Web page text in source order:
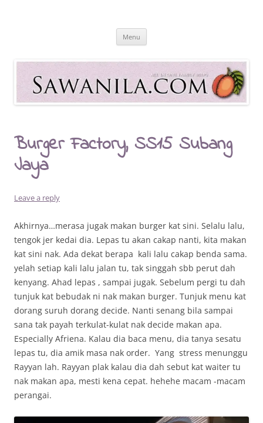
Sawanila.com
All In One Family Blog
Menu
Burger Factory, SS15 Subang
Jaya
Leave a reply
Akhirnya…merasa jugak makan burger kat sini. Selalu lalu,
tengok jer kedai dia. Lepas tu akan cakap nanti, kita makan
kat sini nak. Ada dekat berapa kali lalu cakap benda sama.
yelah setiap kali lalu jalan tu, tak singgah sbb perut dah
kenyang. Ahad lepas , sampai jugak. Sebelum pergi tu dah
tunjuk kat bebudak ni nak makan burger. Tunjuk menu kat
dorang suruh dorang decide. Nanti senang bila sampai
sana tak payah terkulat-kulat nak decide makan apa.
Especially Afriena. Kalau dia baca menu, dia tanya sesatu
lepas tu, dia amik masa nak order. Yang stress menunggu
Rayyan lah. Rayyan plak kalau dia dah sebut kat waiter tu
nak makan apa, mesti kena cepat. hehehe macam -macam
perangai.